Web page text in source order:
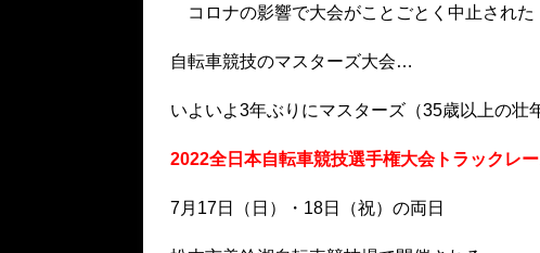
コロナの影響で大会がことごとく中止された
自転車競技のマスターズ大会…
いよいよ3年ぶりにマスターズ（35歳以上の壮
2022全日本自転車競技選手権大会トラックレ
7月17日（日）・18日（祝）の両日